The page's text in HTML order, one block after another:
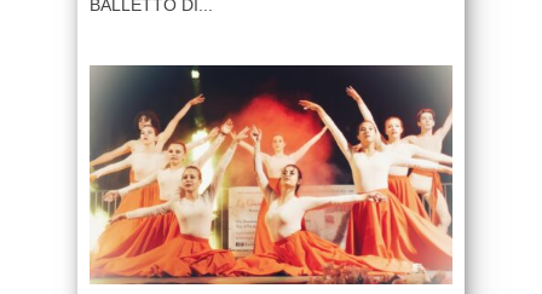
BALLETTO DI...